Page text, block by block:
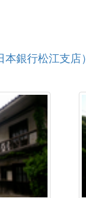
本銀行松江支店